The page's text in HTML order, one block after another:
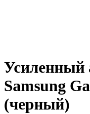
Усиленный
Samsung
(черный)